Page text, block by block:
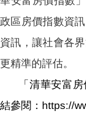
政區房價指數資
資訊，讓社會各
更精準的評估。
「清華安富
結參閱： https://